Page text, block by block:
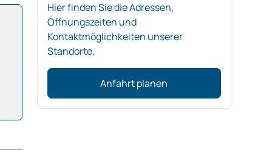
Hier finden Sie die Adressen,
Öffnungszeiten und
Kontaktmöglichkeiten unserer
Standorte.
Anfahrt planen